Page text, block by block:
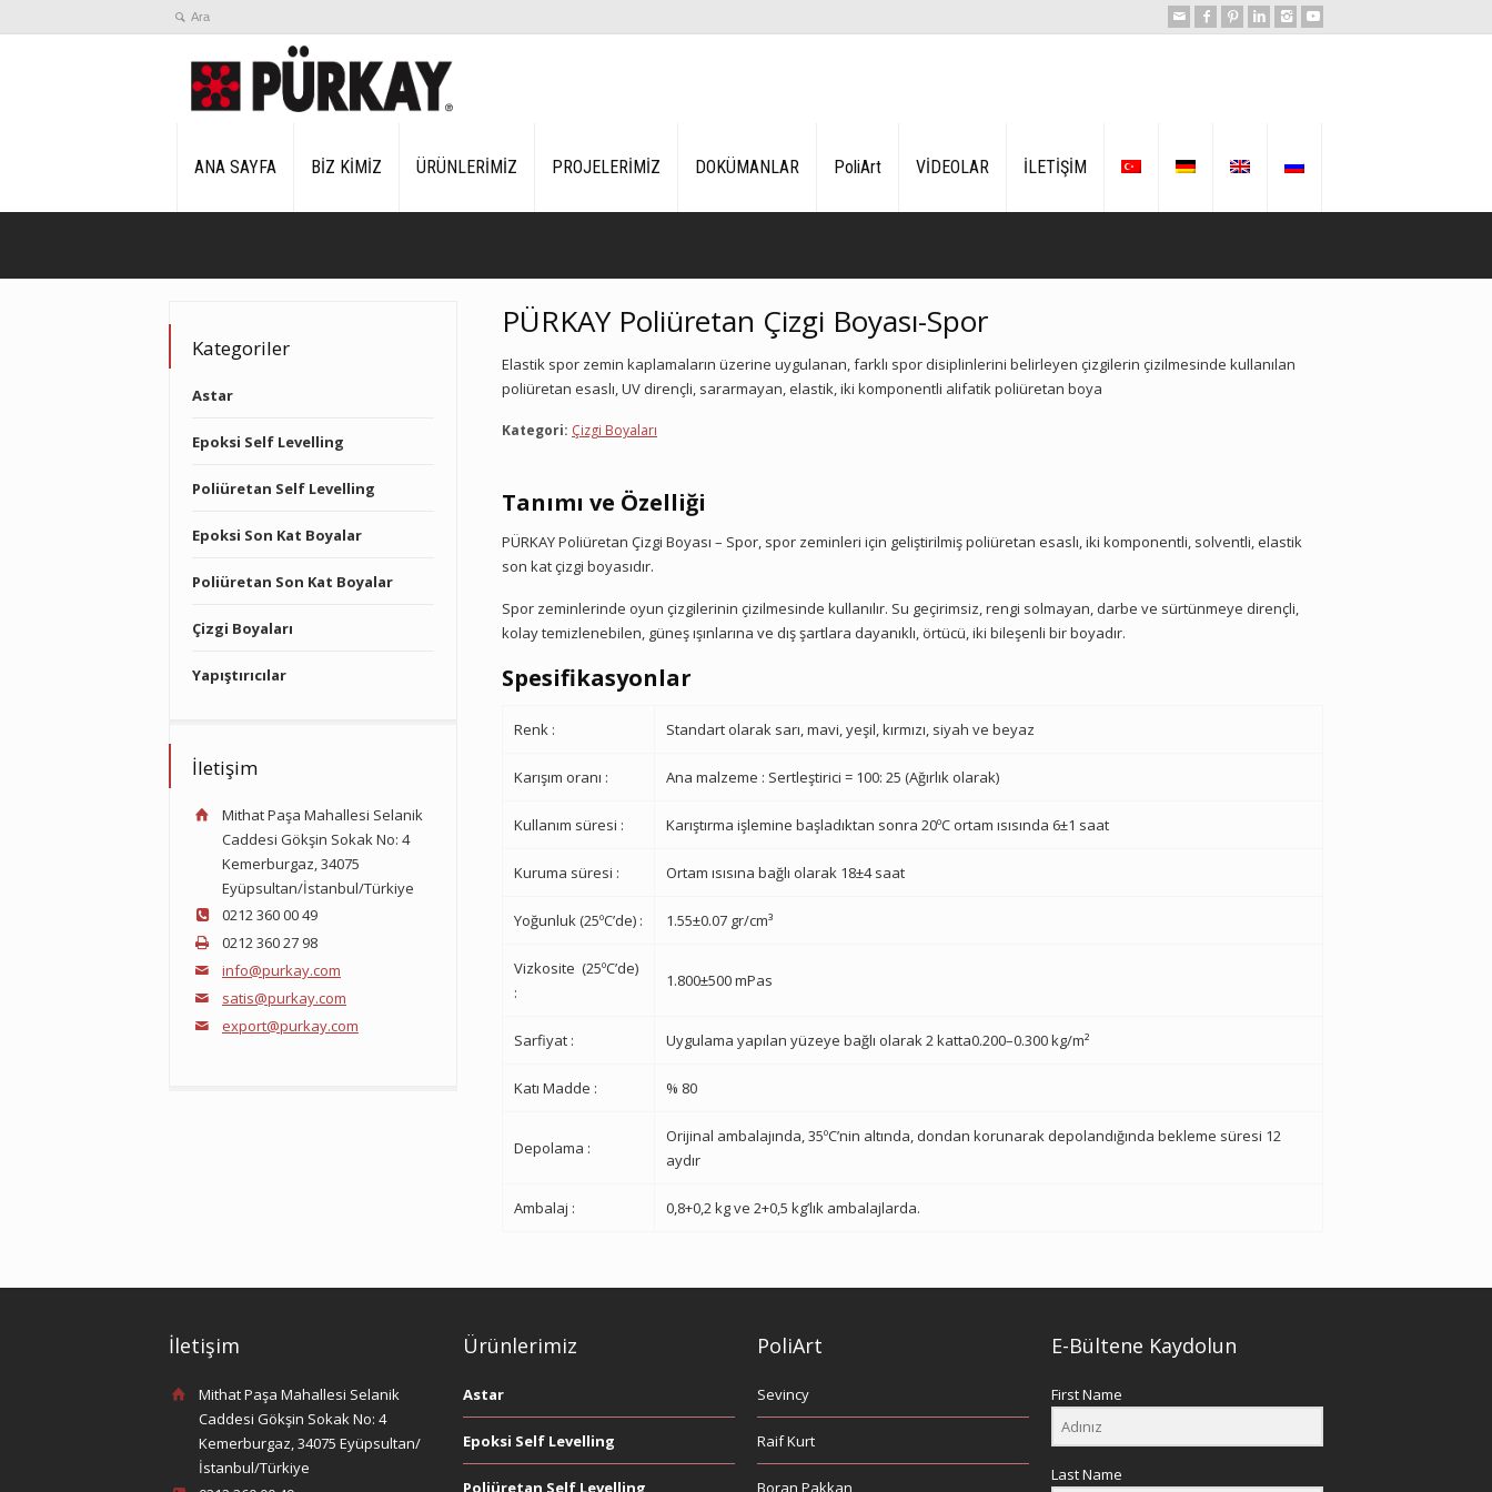
ANA SAYFA BİZ KİMİZ ÜRÜNLERİMİZ PROJELERİMİZ DOKÜMANLAR PoliArt VİDEOLAR İLETİŞİM
PÜRKAY Poliüretan Çizgi Boyası-Spor
Elastik spor zemin kaplamaların üzerine uygulanan, farklı spor disiplinlerini belirleyen çizgilerin çizilmesinde kullanılan
poliüretan esaslı, UV dirençli, sararmayan, elastik, iki komponentli alifatik poliüretan boya
Kategori: Çizgi Boyaları
Tanımı ve Özelliği
PÜRKAY Poliüretan Çizgi Boyası – Spor, spor zeminleri için geliştirilmiş poliüretan esaslı, iki komponentli, solventli, elastik
son kat çizgi boyasıdır.
Spor zeminlerinde oyun çizgilerinin çizilmesinde kullanılır. Su geçirimsiz, rengi solmayan, darbe ve sürtünmeye dirençli,
kolay temizlenebilen, güneş ışınlarına ve dış şartlara dayanıklı, örtücü, iki bileşenli bir boyadır.
Spesifikasyonlar
Renk : Standart olarak sarı, mavi, yeşil, kırmızı, siyah ve beyaz
Karışım oranı : Ana malzeme : Sertleştirici = 100: 25 (Ağırlık olarak)
Kullanım süresi : Karıştırma işlemine başladıktan sonra 20ºC ortam ısısında 6±1 saat
Kuruma süresi : Ortam ısısına bağlı olarak 18±4 saat
Yoğunluk (25ºC’de) : 1.55±0.07 gr/cm³
Vizkosite (25ºC’de)
:
1.800±500 mPas
Sarfiyat : Uygulama yapılan yüzeye bağlı olarak 2 katta0.200–0.300 kg/m²
Katı Madde : % 80
Depolama :
Orijinal ambalajında, 35ºC’nin altında, dondan korunarak depolandığında bekleme süresi 12
aydır
Ambalaj : 0,8+0,2 kg ve 2+0,5 kg’lık ambalajlarda.
Kategoriler
Astar
Epoksi Self Levelling
Poliüretan Self Levelling
Epoksi Son Kat Boyalar
Poliüretan Son Kat Boyalar
Çizgi Boyaları
Yapıştırıcılar
İletişim
Mithat Paşa Mahallesi Selanik
Caddesi Gökşin Sokak No: 4
Kemerburgaz, 34075
Eyüpsultan/İstanbul/Türkiye
0212 360 00 49
0212 360 27 98
info@purkay.com
satis@purkay.com
export@purkay.com
İletişim
Mithat Paşa Mahallesi Selanik
Caddesi Gökşin Sokak No: 4
Kemerburgaz, 34075 Eyüpsultan/
İstanbul/Türkiye
Ürünlerimiz
Astar
Epoksi Self Levelling
Poliüretan Self Levelling
PoliArt
Sevincy
Raif Kurt
Boran Pakkan
E-Bültene Kaydolun
First Name
Last Name